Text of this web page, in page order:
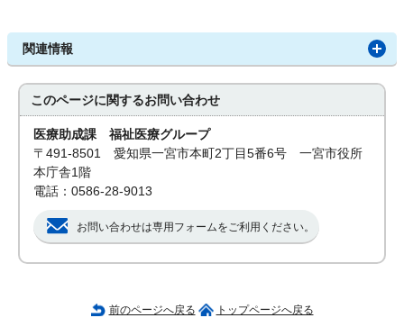
関連情報
このページに関するお問い合わせ
医療助成課 福祉医療グループ
〒491-8501 愛知県一宮市本町2丁目5番6号 一宮市役所
本庁舎1階
電話：0586-28-9013
お問い合わせは専用フォームをご利用ください。
前のページへ戻る トップページへ戻る